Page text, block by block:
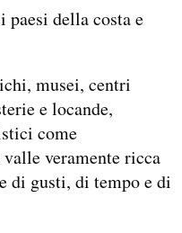
paesi della costa e
musei, centri
e locande,
come
veramente ricca
di gusti, di tempo e di